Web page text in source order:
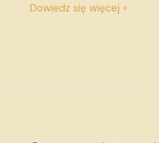
New
Dowiedz się więcej »